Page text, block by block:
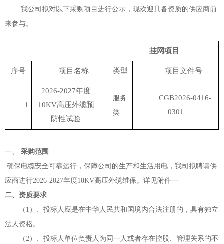
我公司拟对以下采购项目进行公示，现欢迎具备资质的供应商前
来参与。
挂网项目
序号 项目名称 类型 项目文件号
1
2026-2027年度
10KV高压外缆预
防性试验
服务
类
CGB2026-0416-
0301
一、
采购范围
确保电缆安全可靠运行，保障公司的生产和生活用电，我司拟聘请供
应商进行2026-2027年度10KV高压外缆维保。详见附件一
二、资质要求
（ 1）、投标人应是在中华人民共和国境内合法注册的，具有独立
法人资格。
（2）、投标人单位负责人为同一人或者存在控股、管理关系的不